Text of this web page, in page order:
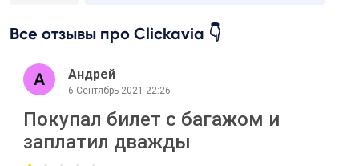
Все отзывы про Clickavia 👇
Андрей
6 Сентябрь 2021 22:26
Покупал билет с багажом и
заплатил дважды